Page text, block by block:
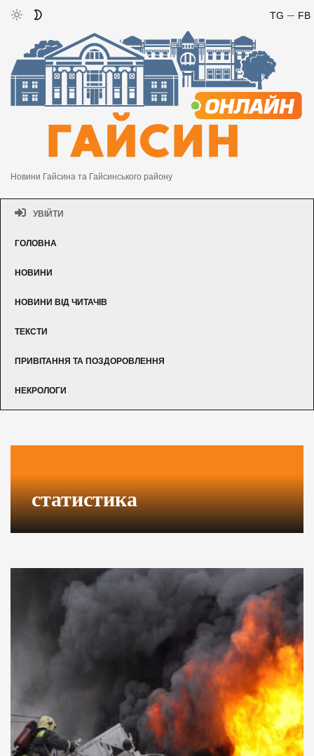
FB
TG
Новини Гайсина та Гайсинського району
УВІЙТИ
ГОЛОВНА
НОВИНИ
НОВИНИ ВІД ЧИТАЧІВ
ТЕКСТИ
ПРИВІТАННЯ ТА ПОЗДОРОВЛЕННЯ
НЕКРОЛОГИ
статистика